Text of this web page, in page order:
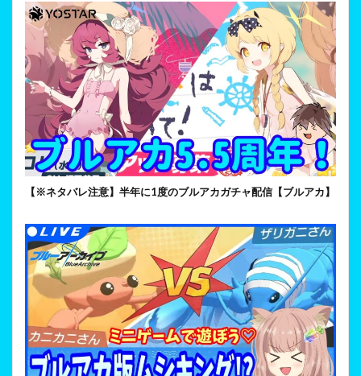
【※ネタバレ注意】半年に1度のブルアカガチャ配信【ブルアカ】